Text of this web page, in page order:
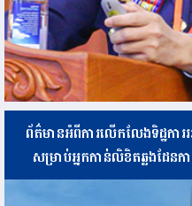
ព័ត៌មានអំពីការលើកលែងទិដ្ឋការ
សម្រាប់អ្នកកាន់លិខិតឆ្លងដែនក